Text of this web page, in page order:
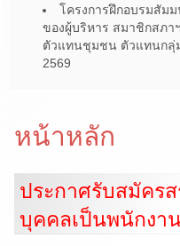
โครงการฝึกอบรมสัม
ของผู้บริหาร สมาชิกสภา
ตัวแทนชุมชน ตัวแทนกลุ่
2569
หน้าหลัก
ประกาศรับสมัคร
บุคคลเป็นพนักงา